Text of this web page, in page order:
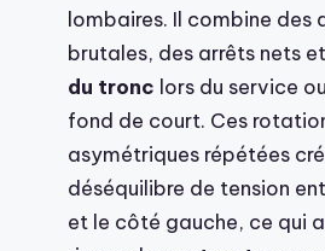
lombaires. Il combine des
brutales, des arrêts nets
du tronc lors du service
fond de court. Ces
asymétriques répétées
déséquilibre de tension
et le côté gauche, ce qui